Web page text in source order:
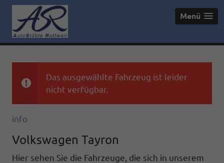
Menü
Das ausgewählte Fahrzeug ist leider
nicht verfügbar.
info
Volkswagen Tayron
Hier sehen Sie die Fahrzeuge, die sich in unserem